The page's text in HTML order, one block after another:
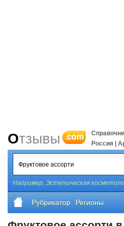
Отзывы .com
Россия |
Например, Эстетическая
Рубрикатор Регионы